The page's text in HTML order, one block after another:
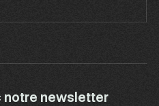
notre newsletter